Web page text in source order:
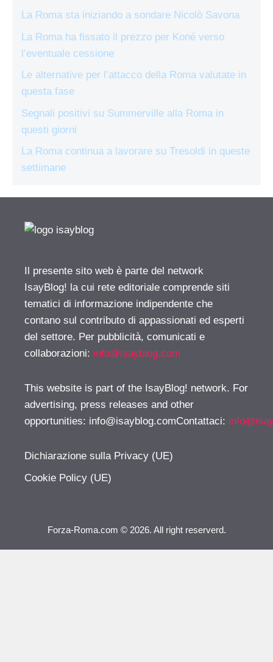
La Roma sta iniziando a sondare Nicolò Savona
La Roma ha fissato il prezzo per Koné verso
l’eventuale cessione
Le alternative per l’attacco della Roma valutate in
questa fase
Segnali positivi su Summerville alla Roma in
questi giorni
La Roma continua a lavorare su Tresoldi in queste
settimane
Il presente sito web è parte del network
IsayBlog! la cui rete editoriale comprende siti
tematici di informazione indipendente che
contano sul contributo di appassionati ed esperti
del settore. Per pubblicità, comunicati e
collaborazioni: info@isayblog.com
This website is part of the IsayBlog! network. For
advertising, press releases and other
opportunities: info@isayblog.comContattaci:
Dichiarazione sulla Privacy (UE)
Cookie Policy (UE)
Forza-Roma.com © 2026. All right reserverd.